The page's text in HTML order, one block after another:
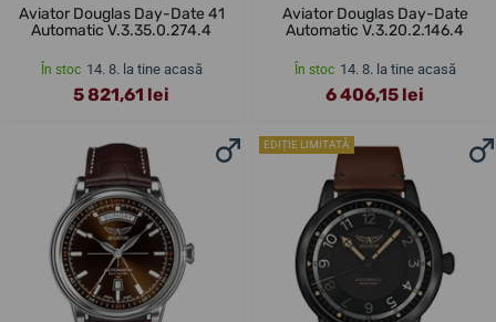
Aviator Douglas Day-Date 41
Automatic V.3.35.0.274.4
În stoc 14. 8. la tine acasă
5 821,61 lei
Aviator Douglas Day-Date
Automatic V.3.20.2.146.4
În stoc 14. 8. la tine acasă
6 406,15 lei
EDIȚIE LIMITATĂ